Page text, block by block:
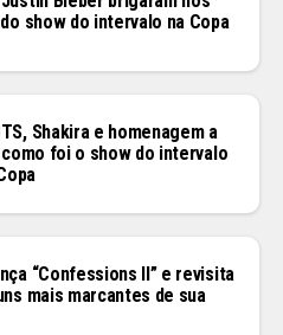
show do intervalo na Copa
Shakira e homenagem a
foi o show do intervalo
“Confessions II” e revisita
mais marcantes de sua